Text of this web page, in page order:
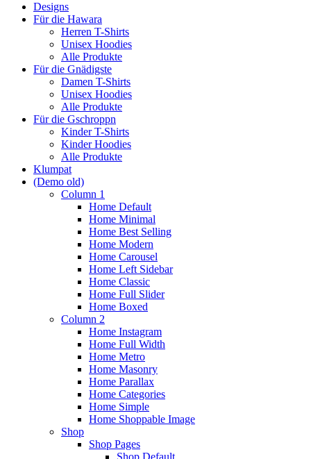
Designs
Für die Hawara
Herren T-Shirts
Unisex Hoodies
Alle Produkte
Für die Gnädigste
Damen T-Shirts
Unisex Hoodies
Alle Produkte
Für die Gschroppn
Kinder T-Shirts
Kinder Hoodies
Alle Produkte
Klumpat
(Demo old)
Column 1
Home Default
Home Minimal
Home Best Selling
Home Modern
Home Carousel
Home Left Sidebar
Home Classic
Home Full Slider
Home Boxed
Column 2
Home Instagram
Home Full Width
Home Metro
Home Masonry
Home Parallax
Home Categories
Home Simple
Home Shoppable Image
Shop
Shop Pages
Shop Default